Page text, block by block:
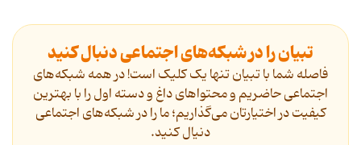
تبیان را در شبکه‌های اجتماعی دنبال کنید
فاصله شما با تبیان تنها یک کلیک است! در همه شبکه‌های
اجتماعی حاضریم و محتواهای داغ و دسته اول را با بهترین
کیفیت در اختیارتان می‌گذاریم؛ ما را در شبکه‌های اجتماعی
دنیال کنید.